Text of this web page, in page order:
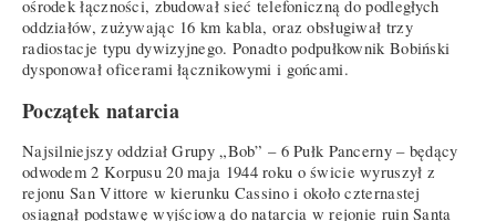
ośrodek łączności, zbudował sieć telefoniczną do podległych
oddziałów, zużywając 16 km kabla, oraz obsługiwał trzy
radiostacje typu dywizyjnego. Ponadto podpułkownik Bobiński
dysponował oficerami łącznikowymi i gońcami.
Początek natarcia
Najsilniejszy oddział Grupy „Bob” – 6 Pułk Pancerny – będący
odwodem 2 Korpusu 20 maja 1944 roku o świcie wyruszył z
rejonu San Vittore w kierunku Cassino i około czternastej
osiągnął podstawę wyjściową do natarcia w rejonie ruin Santa